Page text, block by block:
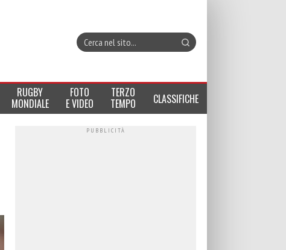
RUGBY
MONDIALE
FOTO
E VIDEO
TERZO
TEMPO CLASSIFICHE